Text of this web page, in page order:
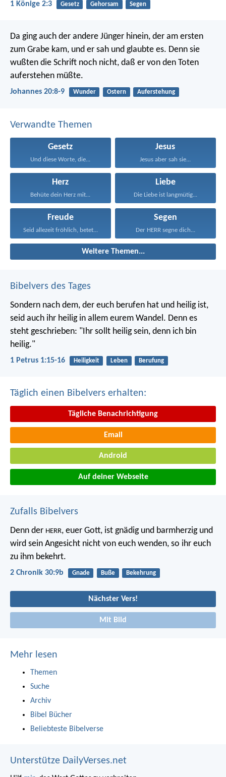
1 Könige 2:3 Gesetz Gehorsam Segen
Da ging auch der andere Jünger hinein, der am ersten
zum Grabe kam, und er sah und glaubte es. Denn sie
wußten die Schrift noch nicht, daß er von den Toten
auferstehen müßte.
Johannes 20:8-9 Wunder Ostern Auferstehung
Verwandte Themen
Gesetz
Und diese Worte, die...
Jesus
Jesus aber sah sie...
Herz
Behüte dein Herz mit...
Liebe
Die Liebe ist langmütig...
Freude
Seid allezeit fröhlich, betet...
Segen
Der HERR segne dich...
Weitere Themen...
Bibelvers des Tages
Sondern nach dem, der euch berufen hat und heilig ist,
seid auch ihr heilig in allem eurem Wandel. Denn es
steht geschrieben: "Ihr sollt heilig sein, denn ich bin
heilig."
1 Petrus 1:15-16 Heiligkeit Leben Berufung
Täglich einen Bibelvers erhalten:
Tägliche Benachrichtigung
Email
Android
Auf deiner Webseite
Zufalls Bibelvers
Denn der HERR, euer Gott, ist gnädig und barmherzig und
wird sein Angesicht nicht von euch wenden, so ihr euch
zu ihm bekehrt.
2 Chronik 30:9b Gnade Buße Bekehrung
Nächster Vers!
Mit Bild
Mehr lesen
Themen
Suche
Archiv
Bibel Bücher
Beliebteste Bibelverse
Unterstütze DailyVerses.net